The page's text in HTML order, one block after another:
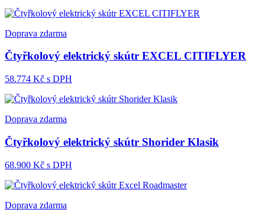
Doprava zdarma
Čtyřkolový elektrický skútr EXCEL CITIFLYER
58.774 Kč s DPH
Doprava zdarma
Čtyřkolový elektrický skútr Shorider Klasik
68.900 Kč s DPH
Doprava zdarma